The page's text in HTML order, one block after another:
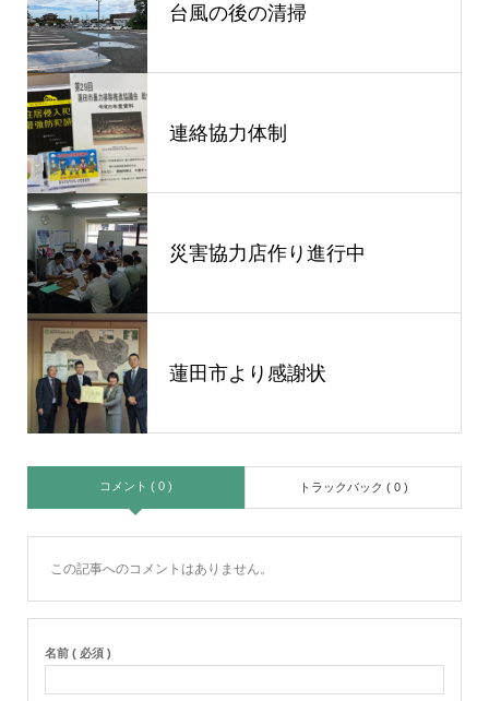
台風の後の清掃
連絡協力体制
災害協力店作り進行中
蓮田市より感謝状
コメント ( 0 ) トラックバック ( 0 )
この記事へのコメントはありません。
名前 ( 必須 )